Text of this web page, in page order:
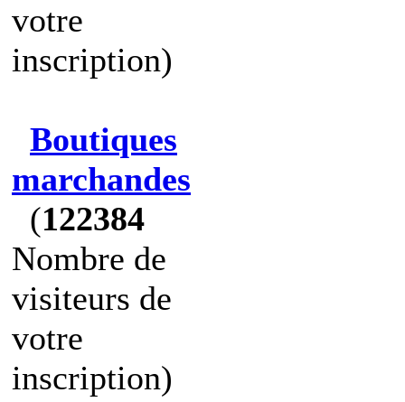
votre
inscription)
Boutiques
marchandes
(122384
Nombre de
visiteurs de
votre
inscription)